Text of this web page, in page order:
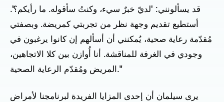
قد يسألونني: 'لديّ خبرٌ سيء، وكنتُ سأقوله. ما رأيكم؟'.
أستطيع تقديم وجهة نظر من تجربتي كمريضة. وبصفتي
مُقدّمة رعاية صحية، يُمكنني أن أسألهم إن كانوا يرغبون في
وجودي في الغرفة للمناقشة. أنا أُوازن بين كلا الاتجاهين،
المريض ومُقدّم الرعاية الصحية."
يرى سيلمان أن إحدى المزايا الفريدة لبرنامجنا لأمراض